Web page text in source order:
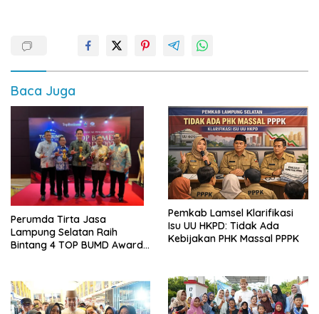
Baca Juga
Perumda Tirta Jasa
Lampung Selatan Raih
Bintang 4 TOP BUMD Awards
Pemkab Lamsel Klarifikasi
Isu UU HKPD: Tidak Ada
Kebijakan PHK Massal PPPK